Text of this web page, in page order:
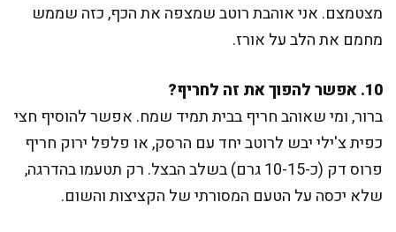
מצטמצם. אני אוהבת רוטב שמצפה את הכף, כזה שממש
מחמם את הלב על אורז.
10. אפשר להפוך את זה לחריף?
ברור, ומי שאוהב חריף בבית תמיד שמח. אפשר להוסיף חצי
כפית צ'ילי יבש לרוטב יחד עם הרסק, או פלפל ירוק חריף
פרוס דק (כ-10-15 גרם) בשלב הבצל. רק תטעמו בהדרגה,
שלא יכסה על הטעם המסורתי של הקציצות והשום.